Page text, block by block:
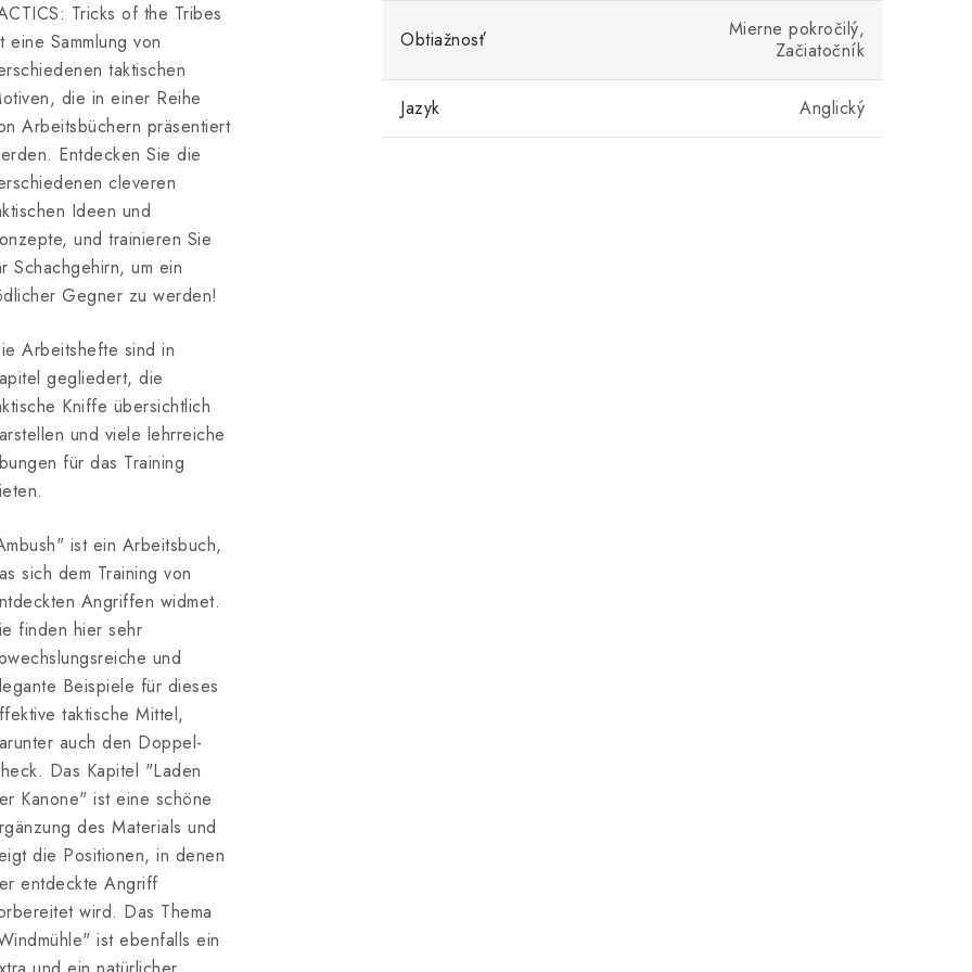
Tricks of the Tribes
eine Sammlung von
taktischen
die in einer Reihe
Arbeitsbüchern präsentiert
Entdecken Sie die
cleveren
Ideen und
und trainieren Sie
Schachgehirn, um ein
Gegner zu werden!
Arbeitshefte sind in
gegliedert, die
Kniffe übersichtlich
und viele lehrreiche
für das Training
ist ein Arbeitsbuch,
sich dem Training von
Angriffen widmet.
finden hier sehr
und
Beispiele für dieses
taktische Mittel,
auch den Doppel-
Das Kapitel "Laden
Kanone" ist eine schöne
des Materials und
die Positionen, in denen
entdeckte Angriff
wird. Das Thema
ist ebenfalls ein
Obtiažnosť
Mierne pokročilý,
Začiatočník
Jazyk Anglický